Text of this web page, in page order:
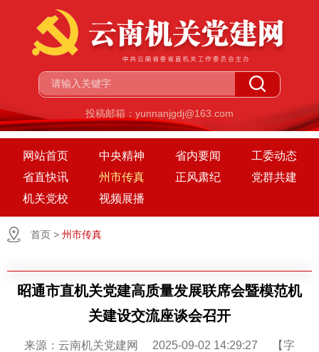
投稿邮箱：yunnanjgdj@163.com
网站首页 中央精神 省内要闻
工委动态
省直快讯
州市传真 正风肃纪
党群共建
机关党校
视频展播
首页 > 州市传真
昭通市直机关党建高质量发展联席会暨模范机
关建设交流座谈会召开
来源：云南机关党建网 2025-09-02 14:29:27 【字